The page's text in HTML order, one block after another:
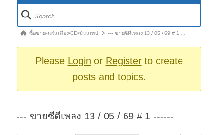
Forum
Navigation
Forumซื้อขาย-แผ่นเสียง/CD/ม้วนเทป --- ขายซีดีเพลง 13 / 05 / 69 # 1 …
Please Login or Registerto create
posts and topics.
--- ขายซีดีเพลง 13 / 05 / 69 # 1 ------